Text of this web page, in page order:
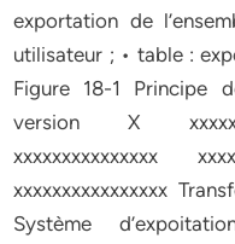
exportation de
utilisateur ; • table :
Figure 18-1 Principe
version X
xxxxxxxxxxxxxxx
xxxxxxxxxxxxxxxx
Système